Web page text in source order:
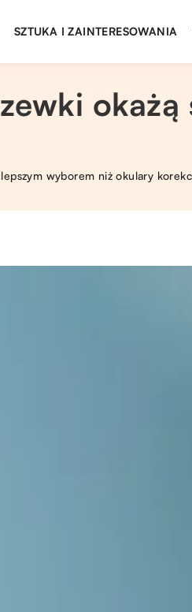
SZTUKA I ZAINTERESOWANIA
wyborem niż okulary